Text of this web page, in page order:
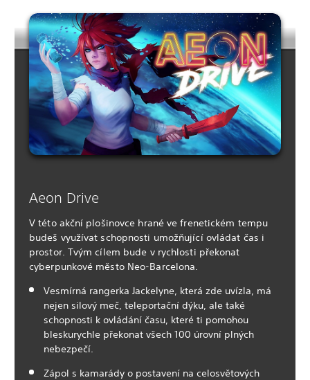
Aeon Drive
V této akční plošinovce hrané ve frenetickém tempu
budeš využívat schopnosti umožňující ovládat čas i
prostor. Tvým cílem bude v rychlosti překonat
cyberpunkové město Neo-Barcelona.
Vesmírná rangerka Jackelyne, která zde uvízla, má
nejen silový meč, teleportační dýku, ale také
schopnosti k ovládání času, které ti pomohou
bleskurychle překonat všech 100 úrovní plných
nebezpečí.
Zápol s kamarády o postavení na celosvětových